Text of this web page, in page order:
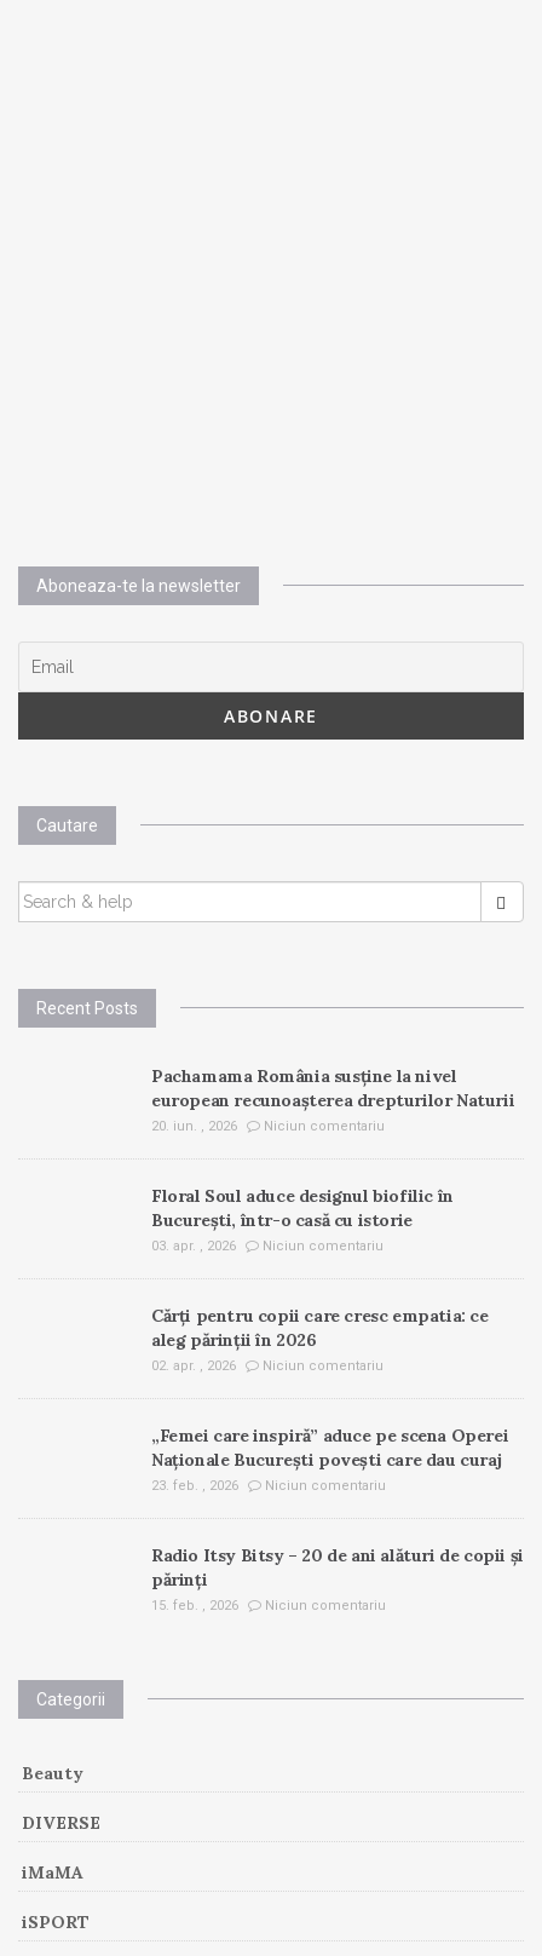
Aboneaza-te la newsletter
Cautare
SEARCH
FOR:
Recent Posts
Pachamama România susține la nivel
european recunoașterea drepturilor Naturii
20. iun. , 2026 Niciun comentariu
Floral Soul aduce designul biofilic în
București, într-o casă cu istorie
03. apr. , 2026 Niciun comentariu
Cărți pentru copii care cresc empatia: ce
aleg părinții în 2026
02. apr. , 2026 Niciun comentariu
„Femei care inspiră” aduce pe scena Operei
Naționale București povești care dau curaj
23. feb. , 2026 Niciun comentariu
Radio Itsy Bitsy – 20 de ani alături de copii și
părinți
15. feb. , 2026 Niciun comentariu
Categorii
Beauty
DIVERSE
iMaMA
iSPORT